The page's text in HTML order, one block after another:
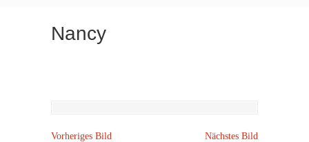
Nancy
Vorheriges Bild Nächstes Bild